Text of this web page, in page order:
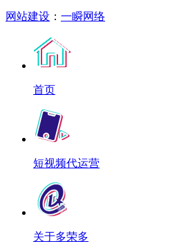
网站建设 ： 一瞬网络
首页
短视频代运营
关于多荣多